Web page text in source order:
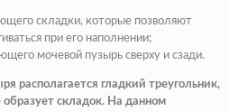
складки, которые позволяют
при его наполнении;
мочевой пузырь сверху и сзади.
располагается гладкий треугольник,
складок. На данном